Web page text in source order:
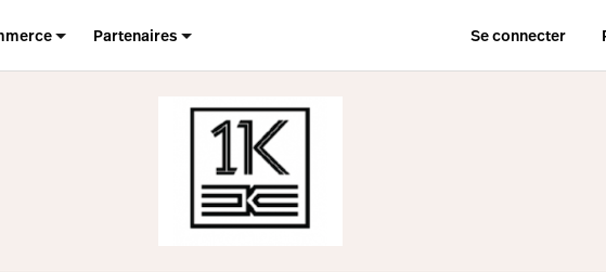
Partenaires Se connecter